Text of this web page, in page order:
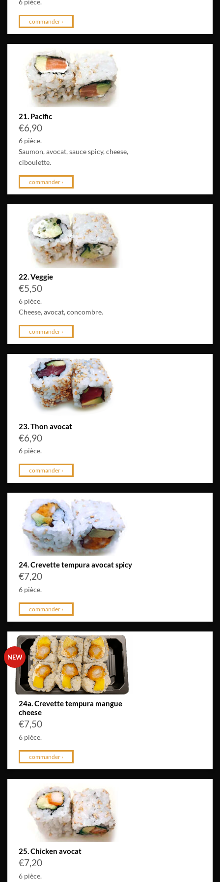
6 pièce.
commander ›
21. Pacific
€6,90
6 pièce.
Saumon, avocat, sauce spicy, cheese,
ciboulette.
commander ›
22. Veggie
€5,50
6 pièce.
Cheese, avocat, concombre.
commander ›
23. Thon avocat
€6,90
6 pièce.
commander ›
24. Crevette tempura avocat spicy
€7,20
6 pièce.
commander ›
NEW
24a. Crevette tempura mangue
cheese
€7,50
6 pièce.
commander ›
25. Chicken avocat
€7,20
6 pièce.